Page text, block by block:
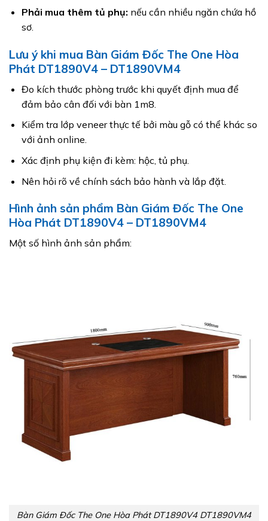
Phải mua thêm tủ phụ: nếu cần nhiều ngăn chứa hồ
sơ.
Lưu ý khi mua Bàn Giám Đốc The One Hòa
Phát DT1890V4 – DT1890VM4
Đo kích thước phòng trước khi quyết định mua để
đảm bảo cân đối với bàn 1m8.
Kiểm tra lớp veneer thực tế bởi màu gỗ có thể khác so
với ảnh online.
Xác định phụ kiện đi kèm: hộc, tủ phụ.
Nên hỏi rõ về chính sách bảo hành và lắp đặt.
Hình ảnh sản phẩm Bàn Giám Đốc The One
Hòa Phát DT1890V4 – DT1890VM4
Một số hình ảnh sản phẩm:
Bàn Giám Đốc The One Hòa Phát DT1890V4 DT1890VM4